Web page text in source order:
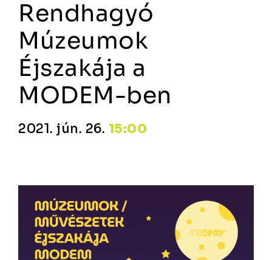
Rendhagyó
Múzeumok
Éjszakája a
MODEM-ben
2021. jún. 26. 15:00